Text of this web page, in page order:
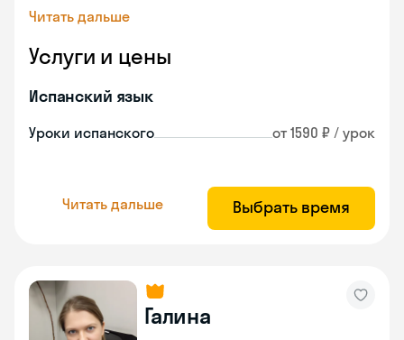
Читать дальше
Услуги и цены
Испанский язык
Уроки испанского от 1590 ₽ / урок
Читать дальше Выбрать время
Галина